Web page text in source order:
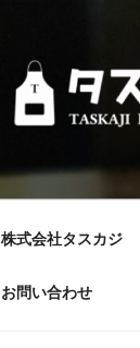
株式会社タスカジ
お問い合わせ